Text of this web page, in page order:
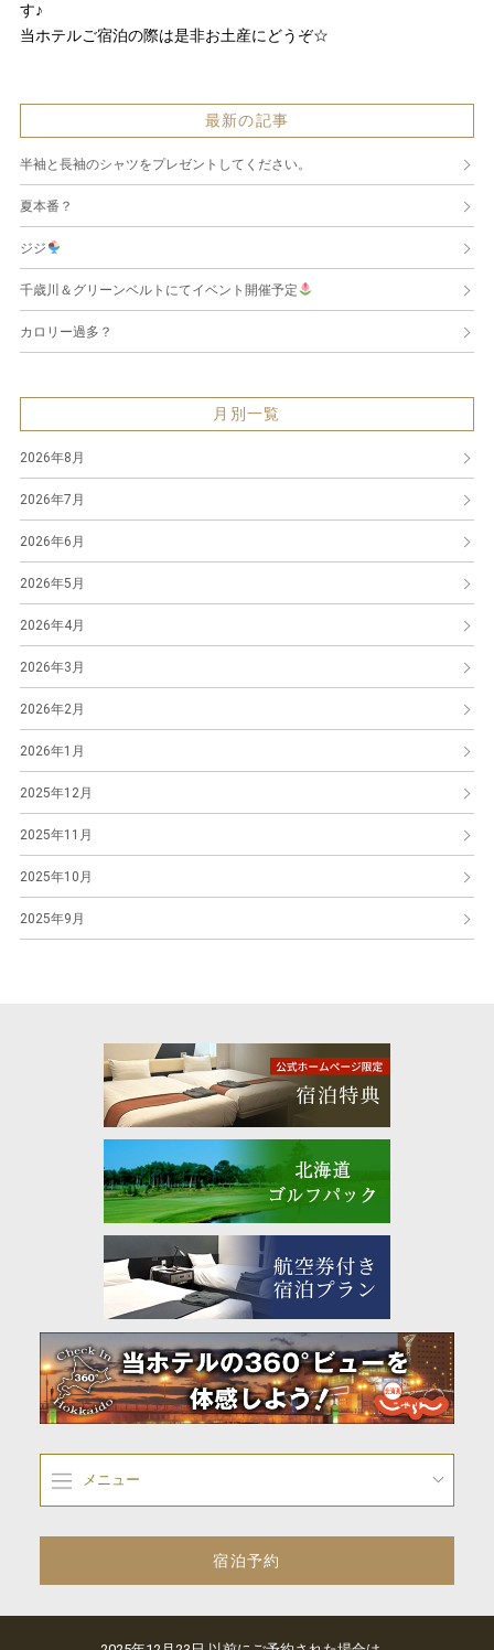
す♪
当ホテルご宿泊の際は是非お土産にどうぞ☆
最新の記事
半袖と長袖のシャツをプレゼントしてください。
夏本番？
ジジ
千歳川＆グリーンベルトにてイベント開催予定
カロリー過多？
月別一覧
2026年8月
2026年7月
2026年6月
2026年5月
2026年4月
2026年3月
2026年2月
2026年1月
2025年12月
2025年11月
2025年10月
2025年9月
メニュー
宿泊予約